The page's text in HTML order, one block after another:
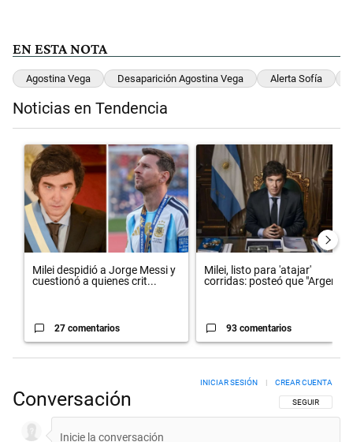
EN ESTA NOTA
Agostina Vega Desaparición Agostina Vega Alerta Sofía
Noticias en Tendencia
Un artículo de tendencia con el título "Milei despidió a Jorge Messi
Milei despidió a Jorge Messi y
cuestionó a quienes crit...
27 comentarios
Un artículo de tendencia con el
Milei, listo para 'atajar'
corridas: posteó que "Argent...
93 comentarios
Conversación SIGA ESTA
SEGUIR
INICIAR SESIÓN CREAR CUENTA